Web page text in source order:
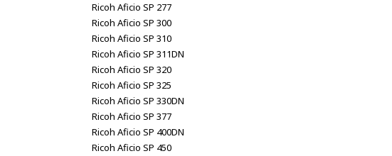
Ricoh Aficio SP 277
Ricoh Aficio SP 300
Ricoh Aficio SP 310
Ricoh Aficio SP 311DN
Ricoh Aficio SP 320
Ricoh Aficio SP 325
Ricoh Aficio SP 330DN
Ricoh Aficio SP 377
Ricoh Aficio SP 400DN
Ricoh Aficio SP 450